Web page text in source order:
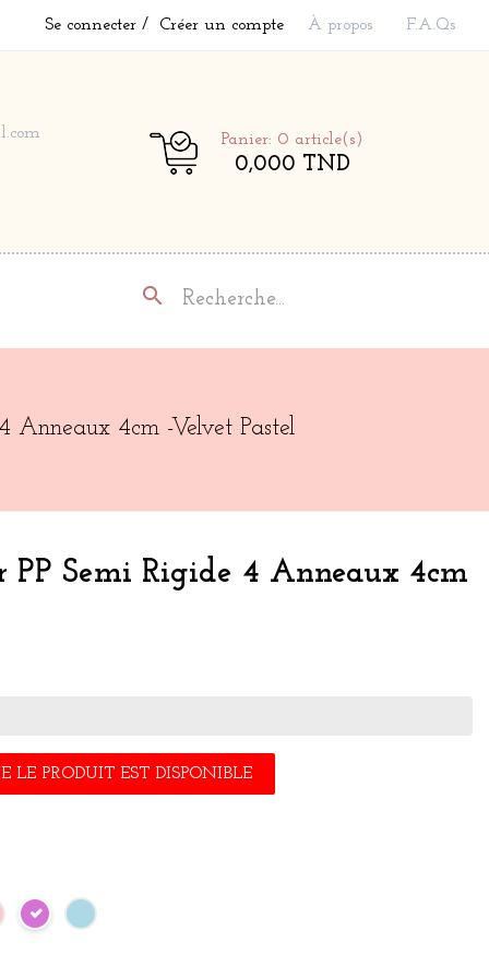
Se connecter Créer un compte À propos F.A.Qs
Panier: 0 article(s)
0,000 TND
search
Anneaux 4cm -Velvet Pastel
PP Semi Rigide 4 Anneaux 4cm
LE PRODUIT EST DISPONIBLE